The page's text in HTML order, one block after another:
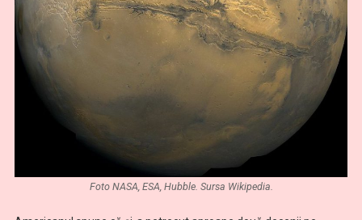
Foto NASA, ESA, Hubble. Sursa Wikipedia.